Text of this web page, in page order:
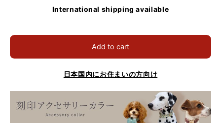
International shipping available
Add to cart
日本国内にお住まいの方向け